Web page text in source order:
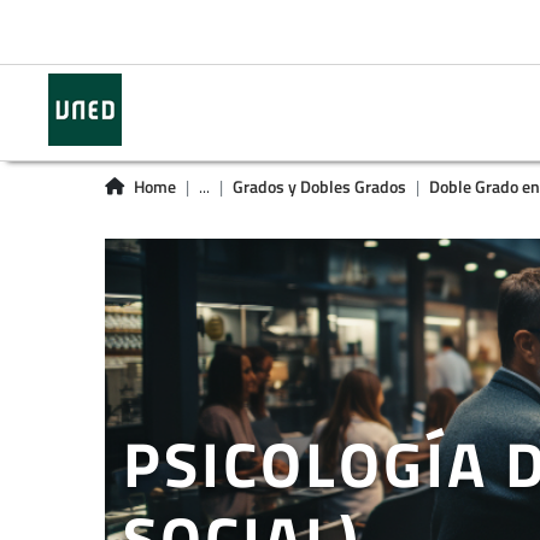
Home ... Grados y Dobles Grados Doble Grado
PSICOLOGÍA